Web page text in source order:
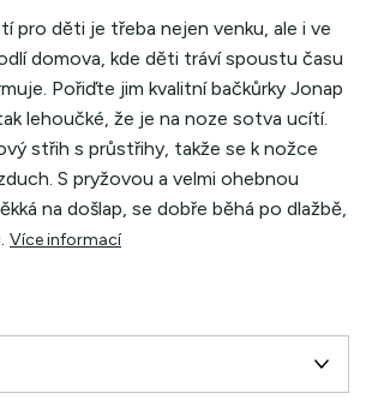
pro děti je třeba nejen venku, ale i ve
domova, kde děti tráví spoustu času
Pořiďte jim kvalitní bačkůrky Jonap
lehoučké, že je na noze sotva ucítí.
střih s průstřihy, takže se k nožce
S pryžovou a velmi ohebnou
na došlap, se dobře běhá po dlažbě,
Více informací